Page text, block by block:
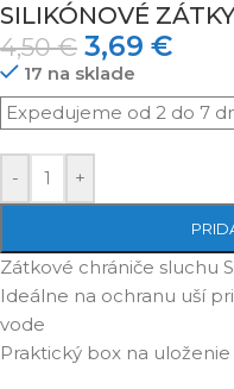
SILIKÓNOVÉ
4,50€ 3,69 €
17 na sklade
- +
Zátkové chrániče sluchu
Ideálne na ochranu uší
vode
Praktický box na